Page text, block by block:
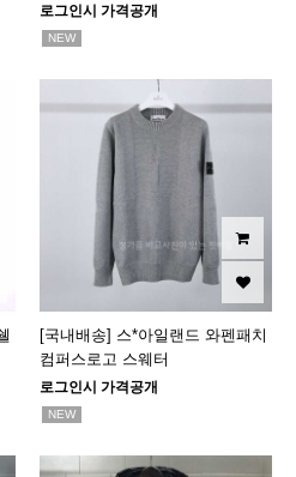
로그인시 가격공개
NEW
[국내배송] 스*아일랜드 와펜패치
컴퍼스로고 스웨터
로그인시 가격공개
NEW